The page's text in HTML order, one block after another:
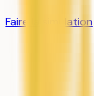
Faire la simulation